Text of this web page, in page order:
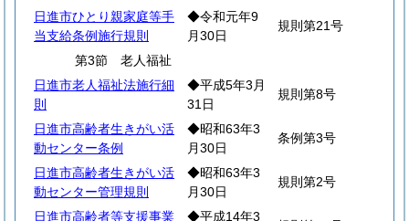
日進市ひとり親家庭等手
当支給条例施行規則
◆令和元年9
月30日
規則第21号
第3節 老人福祉
日進市老人福祉法施行細
則
◆平成5年3月
31日
規則第8号
日進市高齢者生きがい活
動センター条例
◆昭和63年3
月30日
条例第3号
日進市高齢者生きがい活
動センター管理規則
◆昭和63年3
月30日
規則第2号
日進市高齢者等支援事業 ◆平成14年3